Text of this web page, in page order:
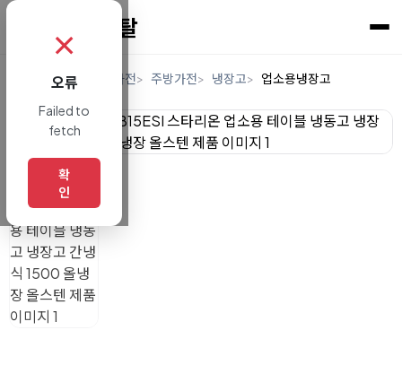
렌탈 디지털/가전 주방가전 냉장고 업소용냉장고
✗
오류
Failed to
fetch
확
인